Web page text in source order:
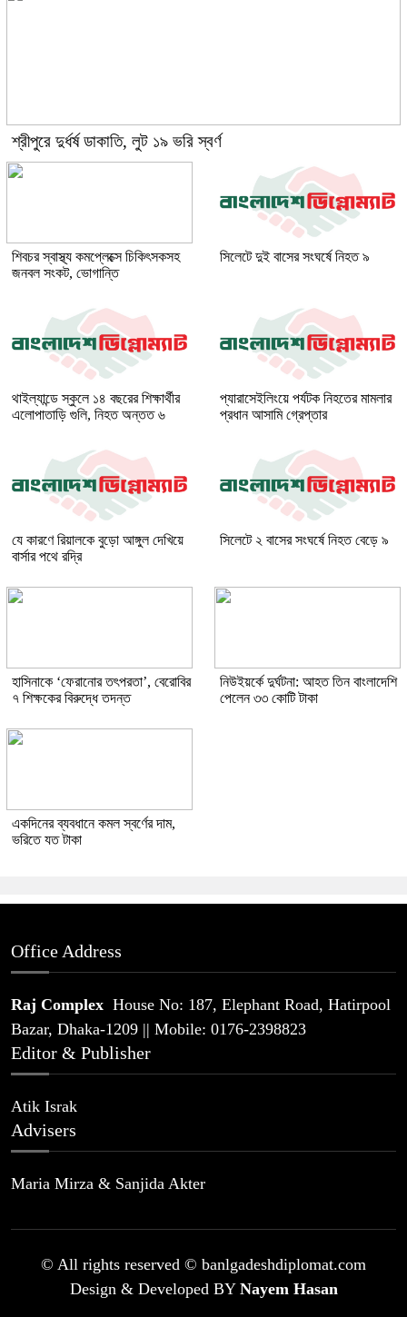
শ্রীপুরে দুর্ধর্ষ ডাকাতি, লুট ১৯ ভরি স্বর্ণ
শিবচর স্বাস্থ্য কমপ্লেক্সে চিকিৎসকসহ
জনবল সংকট, ভোগান্তি
সিলেটে দুই বাসের সংঘর্ষে নিহত ৯
থাইল্যান্ডে স্কুলে ১৪ বছরের শিক্ষার্থীর
এলোপাতাড়ি গুলি, নিহত অন্তত ৬
প্যারাসেইলিংয়ে পর্যটক নিহতের মামলার
প্রধান আসামি গ্রেপ্তার
যে কারণে রিয়ালকে বুড়ো আঙ্গুল দেখিয়ে
বার্সার পথে রদ্রি
সিলেটে ২ বাসের সংঘর্ষে নিহত বেড়ে ৯
হাসিনাকে ‘ফেরানোর তৎপরতা’, বেরোবির
৭ শিক্ষকের বিরুদ্ধে তদন্ত
নিউইয়র্কে দুর্ঘটনা: আহত তিন বাংলাদেশি
পেলেন ৩৩ কোটি টাকা
একদিনের ব্যবধানে কমল স্বর্ণের দাম,
ভরিতে যত টাকা
Office Address
Raj Complex House No: 187, Elephant Road, Hatirpool
Bazar, Dhaka-1209 || Mobile: 0176-2398823
Editor & Publisher
Atik Israk
Advisers
Maria Mirza & Sanjida Akter
© All rights reserved © banlgadeshdiplomat.com
Design & Developed BY Nayem Hasan